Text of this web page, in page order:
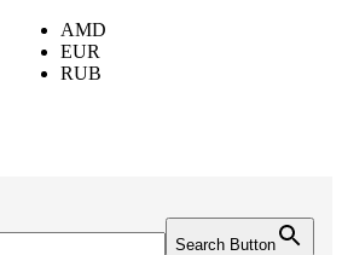
AMD
EUR
RUB
Search Button